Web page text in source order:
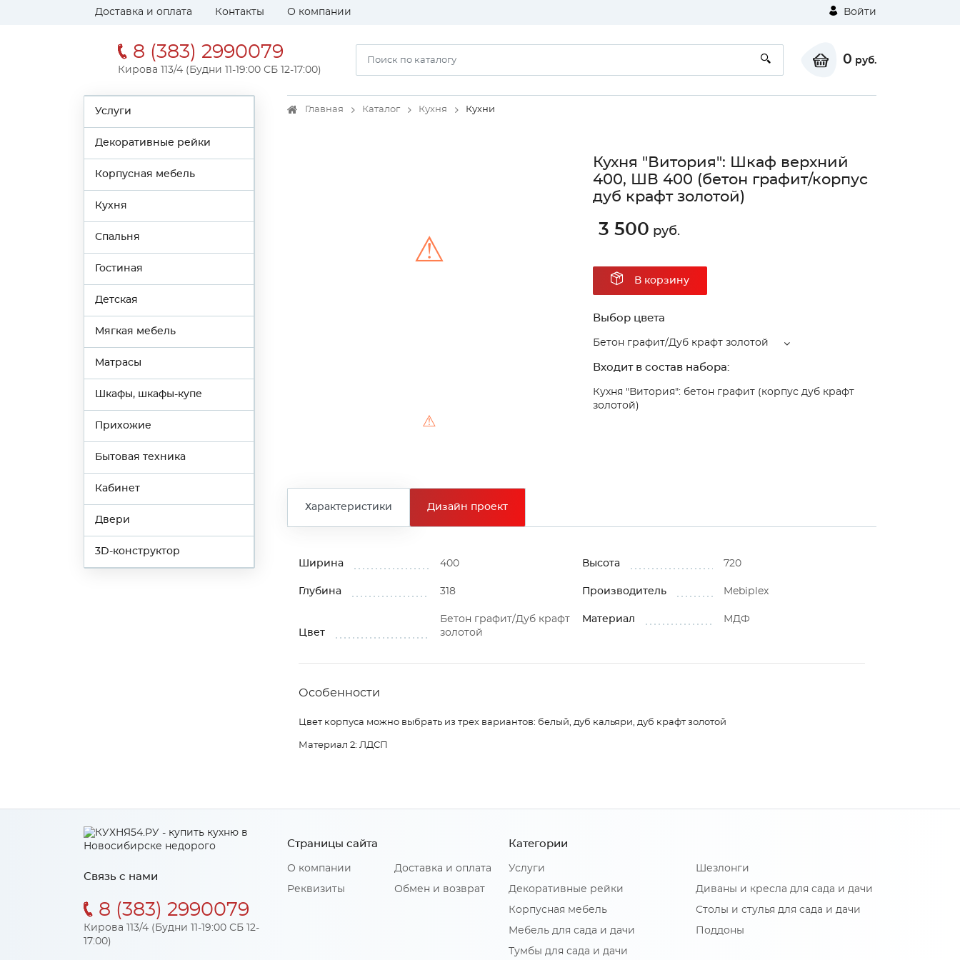
Доставка и оплата Контакты О компании Войти
8 (383) 2990079
Кирова 113/4 (Будни 11-19:00 СБ 12-17:00)
0 руб.
Услуги
Декоративные рейки
Корпусная мебель
Кухня
Спальня
Гостиная
Детская
Мягкая мебель
Матрасы
Шкафы, шкафы-купе
Прихожие
Бытовая техника
Кабинет
Двери
3D-конструктор
Главная Каталог Кухня Кухни
⚠
⚠
Кухня "Витория": Шкаф верхний
400, ШВ 400 (бетон графит/корпус
дуб крафт золотой)
3 500 руб.
В корзину
Выбор цвета
Бетон графит/Дуб крафт золотой
Входит в состав набора:
Кухня "Витория": бетон графит (корпус дуб крафт
золотой)
Характеристики Дизайн проект
Ширина 400 Высота 720
Глубина 318 Производитель Mebiрlex
Цвет
Бетон графит/Дуб крафт
золотой
Материал МДФ
Особенности
Цвет корпуса можно выбрать из трех вариантов: белый, дуб кальяри, дуб крафт золотой
Материал 2: ЛДСП
Связь с нами
8 (383) 2990079
Кирова 113/4 (Будни 11-19:00 СБ 12-
17:00)
Страницы сайта
О компании
Реквизиты
Доставка и оплата
Обмен и возврат
Категории
Услуги
Декоративные рейки
Корпусная мебель
Мебель для сада и дачи
Тумбы для сада и дачи
Шезлонги
Диваны и кресла для сада и дачи
Столы и стулья для сада и дачи
Поддоны